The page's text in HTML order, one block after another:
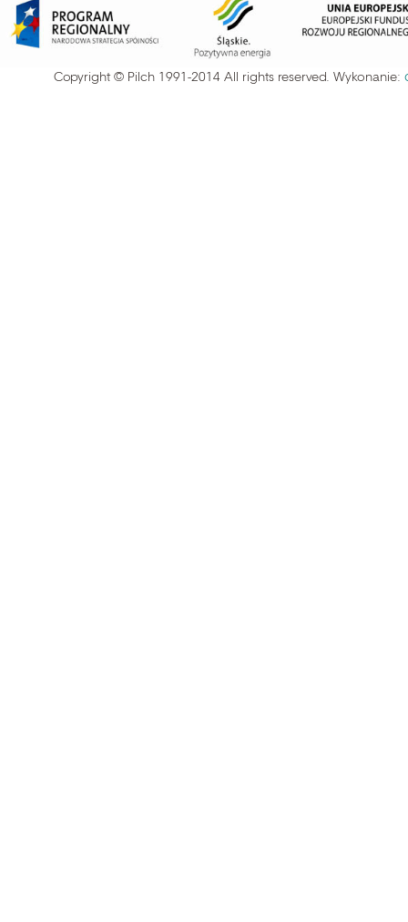
Copyright © Pilch 1991-2014 All rights reserved. Wykonanie: